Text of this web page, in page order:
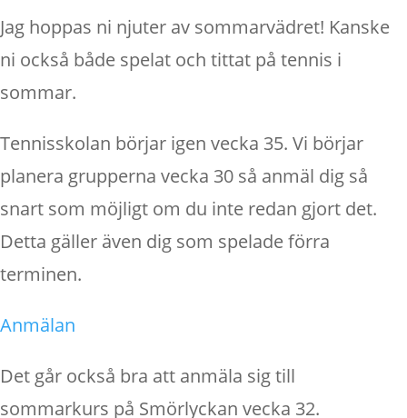
Jag hoppas ni njuter av sommarvädret! Kanske
ni också både spelat och tittat på tennis i
sommar.
Tennisskolan börjar igen vecka 35. Vi börjar
planera grupperna vecka 30 så anmäl dig så
snart som möjligt om du inte redan gjort det.
Detta gäller även dig som spelade förra
terminen.
Anmälan
Det går också bra att anmäla sig till
sommarkurs på Smörlyckan vecka 32.